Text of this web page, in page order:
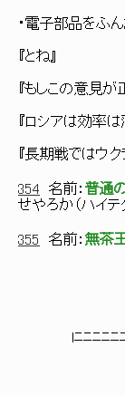
・電子部品をふ
『とね』
『もしこの意見が
『ロシアは効率
『長期戦ではウク
354 名前： 普通
せやろか（ハイ
355 名前： 無茶
| л
＿,.．-
lﾆﾆﾆﾆﾆﾆ
_｀
__,,r‐／
,,ｘ